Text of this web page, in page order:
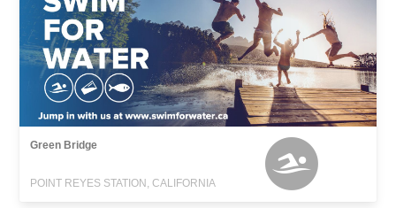
Green Bridge
POINT REYES STATION, CALIFORNIA